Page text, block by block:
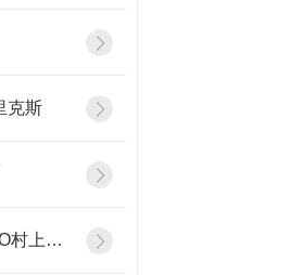
克斯
URAS-TECHNO村上精机